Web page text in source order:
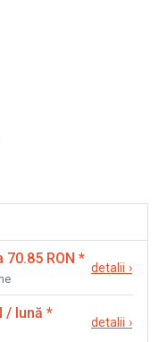
70.85 RON *
detalii ›
/ lună *
detalii ›